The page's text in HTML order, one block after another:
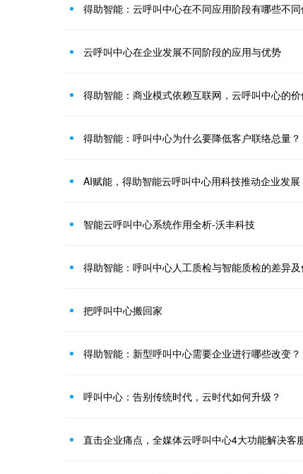
得助智能：云呼叫中心在不同应用阶段有哪些不同
云呼叫中心在企业发展不同阶段的应用与优势
得助智能：商业模式依赖互联网，云呼叫中心的价
得助智能：呼叫中心为什么要降低客户联络总量？
AI赋能，得助智能云呼叫中心用科技推动企业发展
智能云呼叫中心系统作用全析-沃丰科技
得助智能：呼叫中心人工质检与智能质检的差异
把呼叫中心搬回家
得助智能：新型呼叫中心需要企业进行哪些改变？
呼叫中心：告别传统时代，云时代如何升级？
直击企业痛点，全媒体云呼叫中心4大功能解决客